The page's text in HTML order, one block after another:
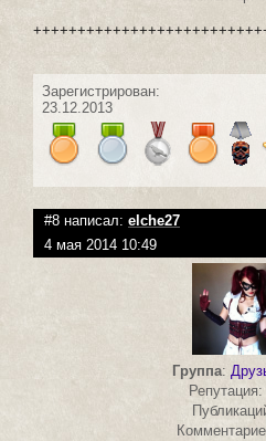
Зарегистрирован:
23.12.2013
#8 написал: elche27
4 мая 2014 10:49
Группа: